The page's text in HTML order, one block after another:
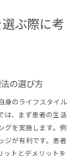
いを徹底分析
理解する
の選び方と注意
る
ぶ際に考
の選び方
身のライフスタイル
は、まず患者の生活
グを実施します。例
ジが有利です。患者
ットとデメリットを